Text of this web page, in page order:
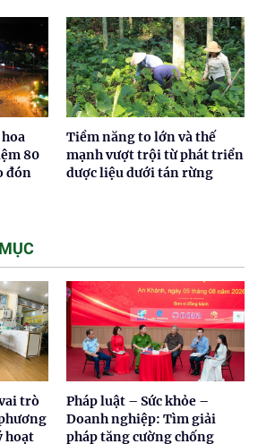
80
đón
Tiềm năng to lớn và thế
mạnh vượt trội từ phát triển
dược liệu dưới tán rừng
trò
hoạt
Pháp luật – Sức khỏe –
Doanh nghiệp: Tìm giải
pháp tăng cường chống